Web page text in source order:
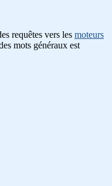
requêtes vers les moteurs
mots généraux est